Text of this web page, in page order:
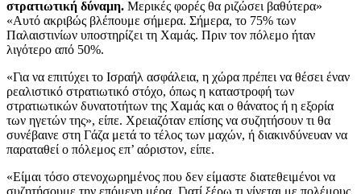
στρατιωτική δύναμη. Μερικές φορές θα ριζώσει βαθύτερα»
«Αυτό ακριβώς βλέπουμε σήμερα. Σήμερα, το 75% των
Παλαιστινίων υποστηρίζει τη Χαμάς. Πριν τον πόλεμο ήταν
λιγότερο από 50%.
«Για να επιτύχει το Ισραήλ ασφάλεια, η χώρα πρέπει να θέσει έναν
ρεαλιστικό στρατιωτικό στόχο, όπως η καταστροφή των
στρατιωτικών δυνατοτήτων της Χαμάς και ο θάνατος ή η εξορία
των ηγετών της», είπε. Χρειαζόταν επίσης να συζητήσουν τι θα
συνέβαινε στη Γάζα μετά το τέλος των μαχών, ή διακινδύνευαν να
παραταθεί ο πόλεμος επ’ αόριστον, είπε.
«Είμαι τόσο στενοχωρημένος που δεν είμαστε διατεθειμένοι να
συζητήσουμε την επόμενη μέρα. Γιατί ξέρω τι γίνεται με πολέμους